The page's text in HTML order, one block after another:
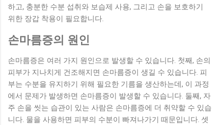
하고, 충분한 수분 섭취와 보습제 사용, 그리고 손을 보호하기
위한 장갑 착용이 필요합니다.
손마름증의 원인
손마름증은 여러 가지 원인으로 발생할 수 있습니다. 첫째, 손의
피부가 지나치게 건조해지면 손마름증이 생길 수 있습니다. 피
부는 수분을 유지하기 위해 필요한 기름을 생산하는데, 이 과정
에서 문제가 발생하면 손마름증이 발생할 수 있습니다. 둘째, 자
주 손을 씻는 습관이 있는 사람은 손마름증에 더 취약할 수 있습
니다. 물을 사용하면 피부의 수분이 빠져나가기 때문입니다. 셋